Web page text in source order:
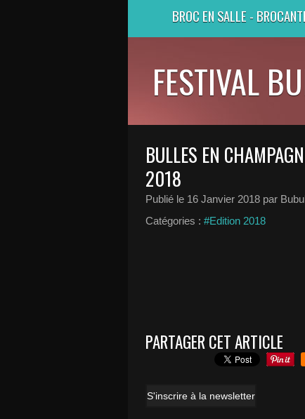
BROC EN SALLE -
FESTIVAL
BULLES EN
2018
Publié le 16 Janvier 2018 par
Catégories : #Edition 2018
PARTAGER CET ARTICLE
S'inscrire à la newsletter